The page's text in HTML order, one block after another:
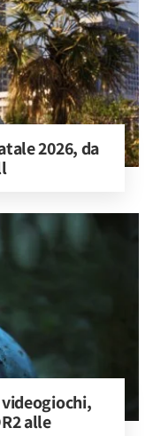
2026, da
alle